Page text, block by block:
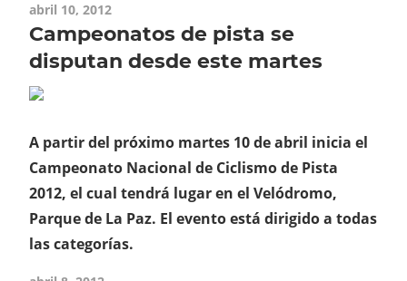
abril 10, 2012
Campeonatos de pista se
disputan desde este martes
A partir del próximo martes 10 de abril inicia el
Campeonato Nacional de Ciclismo de Pista
2012, el cual tendrá lugar en el Velódromo,
Parque de La Paz. El evento está dirigido a todas
las categorías.